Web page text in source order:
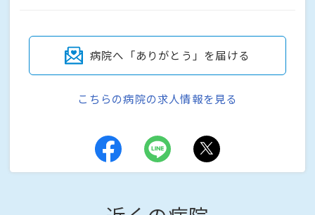
病院へ「ありがとう」を届ける
こちらの病院の求人情報を見る